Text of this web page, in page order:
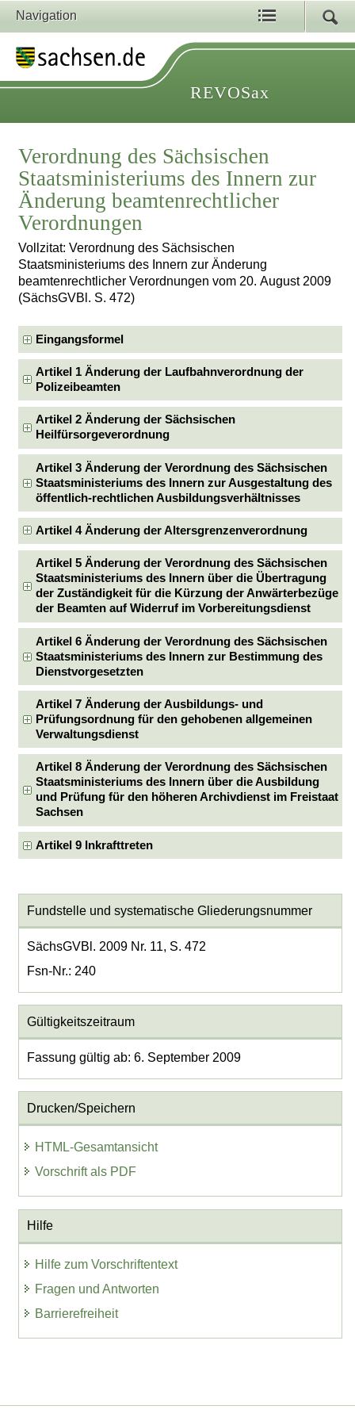
Navigation
REVOSax
Verordnung des Sächsischen
Staatsministeriums des Innern zur
Änderung beamtenrechtlicher
Verordnungen
Vollzitat: Verordnung des Sächsischen
Staatsministeriums des Innern zur Änderung
beamtenrechtlicher Verordnungen vom 20. August 2009
(SächsGVBl. S. 472)
Eingangsformel
Artikel 1 Änderung der Laufbahnverordnung der
Polizeibeamten
Artikel 2 Änderung der Sächsischen
Heilfürsorgeverordnung
Artikel 3 Änderung der Verordnung des Sächsischen
Staatsministeriums des Innern zur Ausgestaltung des
öffentlich-rechtlichen Ausbildungsverhältnisses
Artikel 4 Änderung der Altersgrenzenverordnung
Artikel 5 Änderung der Verordnung des Sächsischen
Staatsministeriums des Innern über die Übertragung
der Zuständigkeit für die Kürzung der Anwärterbezüge
der Beamten auf Widerruf im Vorbereitungsdienst
Artikel 6 Änderung der Verordnung des Sächsischen
Staatsministeriums des Innern zur Bestimmung des
Dienstvorgesetzten
Artikel 7 Änderung der Ausbildungs- und
Prüfungsordnung für den gehobenen allgemeinen
Verwaltungsdienst
Artikel 8 Änderung der Verordnung des Sächsischen
Staatsministeriums des Innern über die Ausbildung
und Prüfung für den höheren Archivdienst im Freistaat
Sachsen
Artikel 9 Inkrafttreten
Fundstelle und systematische Gliederungsnummer
SächsGVBl. 2009 Nr. 11, S. 472
Fsn-Nr.: 240
Gültigkeitszeitraum
Fassung gültig ab: 6. September 2009
Drucken/Speichern
HTML-Gesamtansicht
Vorschrift als PDF
Hilfe
Hilfe zum Vorschriftentext
Fragen und Antworten
Barrierefreiheit